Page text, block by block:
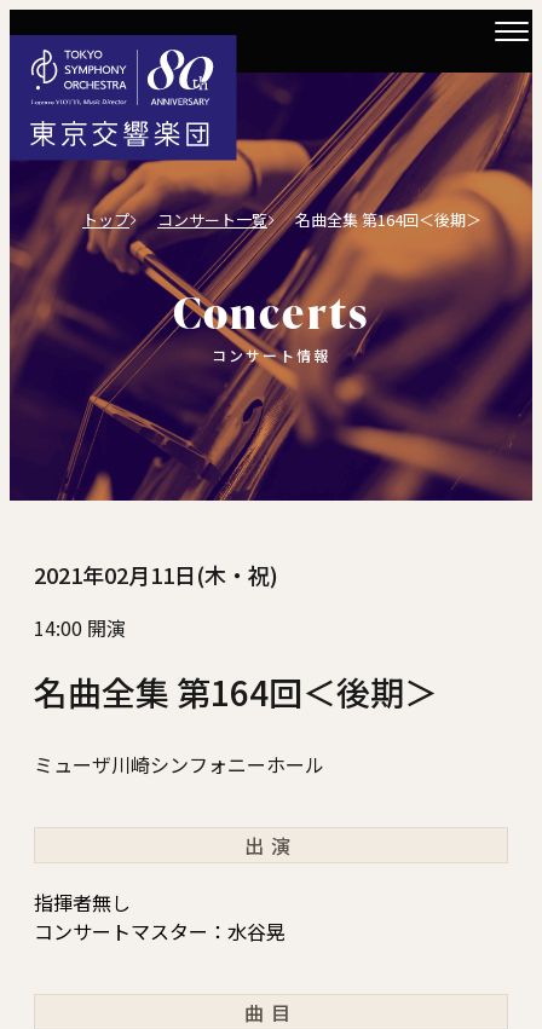
トップ コンサート一覧 名曲全集 第164回＜後期＞
Concerts
コンサート情報
2021年02月11日(木・祝)
14:00 開演
名曲全集 第164回＜後期＞
ミューザ川崎シンフォニーホール
出演
指揮者無し
コンサートマスター：水谷晃
曲目